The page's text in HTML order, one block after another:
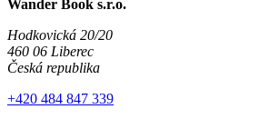
Wander Book s.r.o.
Hodkovická 20/20
460 06 Liberec
Česká republika
+420 484 847 339